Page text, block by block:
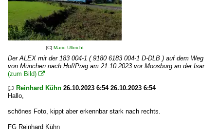
(C) Mario Ulbricht
Der ALEX mit der 183 004-1 ( 9180 6183 004-1 D-DLB ) auf dem Weg
von München nach Hof/Prag am 21.10.2023 vor Moosburg an der Isar
(zum Bild) 
 Reinhard Kühn 26.10.2023 6:54 26.10.2023 6:54
Hallo,
schönes Foto, kippt aber erkennbar stark nach rechts.
FG Reinhard Kühn